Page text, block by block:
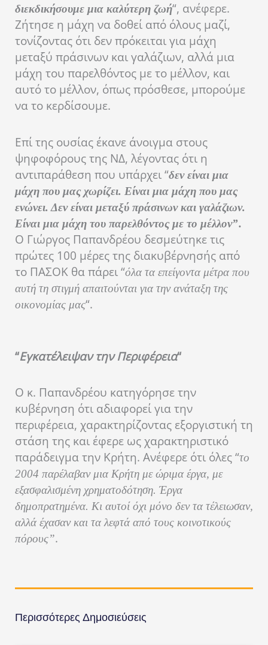
διεκδικήσουμε μια καλύτερη ζωή“, ανέφερε.
Ζήτησε η μάχη να δοθεί από όλους μαζί,
τονίζοντας ότι δεν πρόκειται για μάχη
μεταξύ πράσινων και γαλάζιων, αλλά μια
μάχη του παρελθόντος με το μέλλον, και
αυτό το μέλλον, όπως πρόσθεσε, μπορούμε
να το κερδίσουμε.
Επί της ουσίας έκανε άνοιγμα στους
ψηφοφόρους της ΝΔ, λέγοντας ότι η
αντιπαράθεση που υπάρχει “δεν είναι μια
μάχη που μας χωρίζει. Είναι μια μάχη που μας
ενώνει. Δεν είναι μεταξύ πράσινων και γαλάζιων.
Είναι μια μάχη του παρελθόντος με το μέλλον”.
Ο Γιώργος Παπανδρέου δεσμεύτηκε τις
πρώτες 100 μέρες της διακυβέρνησής από
το ΠΑΣΟΚ θα πάρει “όλα τα επείγοντα μέτρα που
αυτή τη στιγμή απαιτούνται για την ανάταξη της
οικονομίας μας“.
“Εγκατέλειψαν την Περιφέρεια“
Ο κ. Παπανδρέου κατηγόρησε την
κυβέρνηση ότι αδιαφορεί για την
περιφέρεια, χαρακτηρίζοντας εξοργιστική τη
στάση της και έφερε ως χαρακτηριστικό
παράδειγμα την Κρήτη. Ανέφερε ότι όλες “το
2004 παρέλαβαν μια Κρήτη με ώριμα έργα, με
εξασφαλισμένη χρηματοδότηση. Έργα
δημοπρατημένα. Κι αυτοί όχι μόνο δεν τα τέλειωσαν,
αλλά έχασαν και τα λεφτά από τους κοινοτικούς
πόρους”.
Περισσότερες Δημοσιεύσεις